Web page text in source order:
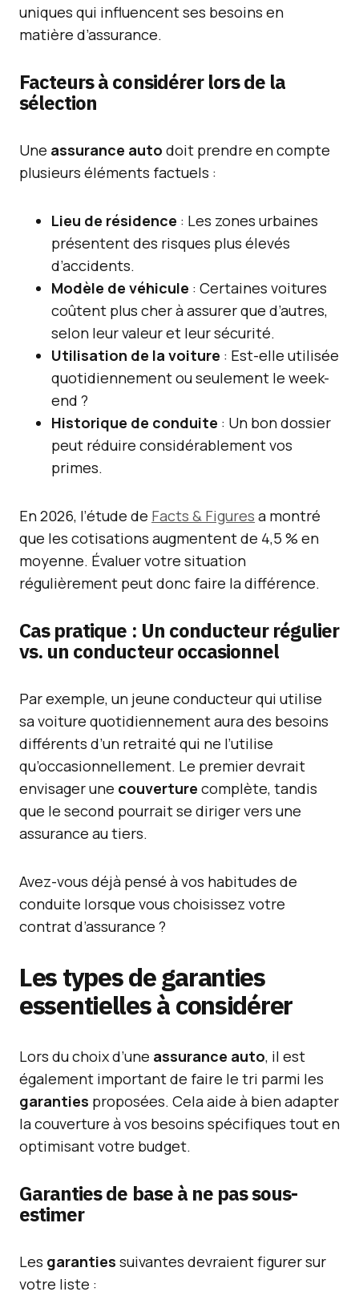
uniques qui influencent ses besoins en
matière d’assurance.
Facteurs à considérer lors de la
sélection
Une assurance auto doit prendre en compte
plusieurs éléments factuels :
Lieu de résidence : Les zones urbaines
présentent des risques plus élevés
d’accidents.
Modèle de véhicule : Certaines voitures
coûtent plus cher à assurer que d’autres,
selon leur valeur et leur sécurité.
Utilisation de la voiture : Est-elle utilisée
quotidiennement ou seulement le week-
end ?
Historique de conduite : Un bon dossier
peut réduire considérablement vos
primes.
En 2026, l’étude de Facts & Figures a montré
que les cotisations augmentent de 4,5 % en
moyenne. Évaluer votre situation
régulièrement peut donc faire la différence.
Cas pratique : Un conducteur régulier
vs. un conducteur occasionnel
Par exemple, un jeune conducteur qui utilise
sa voiture quotidiennement aura des besoins
différents d’un retraité qui ne l’utilise
qu’occasionnellement. Le premier devrait
envisager une couverture complète, tandis
que le second pourrait se diriger vers une
assurance au tiers.
Avez-vous déjà pensé à vos habitudes de
conduite lorsque vous choisissez votre
contrat d’assurance ?
Les types degaranties
essentielles à considérer
Lors du choix d’une assurance auto, il est
également important de faire le tri parmi les
garanties proposées. Cela aide à bien adapter
la couverture à vos besoins spécifiques tout en
optimisant votre budget.
Garanties de base à ne pas sous-
estimer
Les garanties suivantes devraient figurer sur
votre liste :